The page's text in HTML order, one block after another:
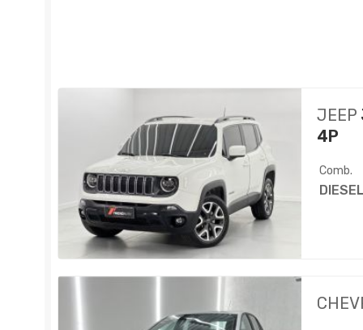
JEEP
4P
Comb.